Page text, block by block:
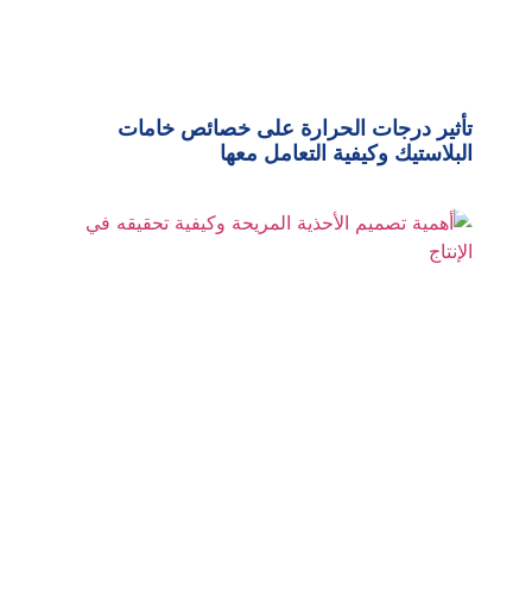
تأثير درجات الحرارة على خصائص خامات
البلاستيك وكيفية التعامل معها